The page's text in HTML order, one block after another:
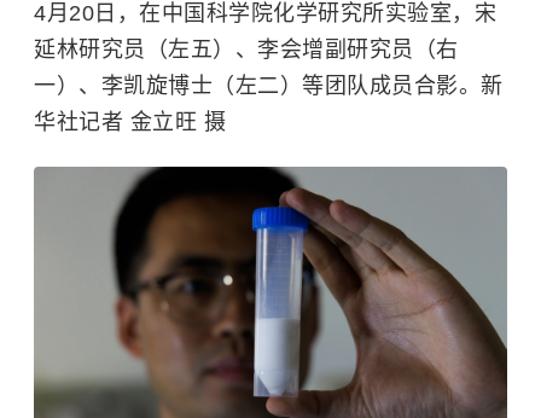
4月20日，在中国科学院化学研究所实验室，宋
延林研究员（左五）、李会增副研究员（右
一）、李凯旋博士（左二）等团队成员合影。新
华社记者 金立旺 摄